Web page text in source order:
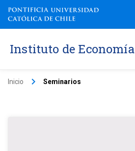
Instituto de Economía
Inicio keyboard_arrow_right Seminarios